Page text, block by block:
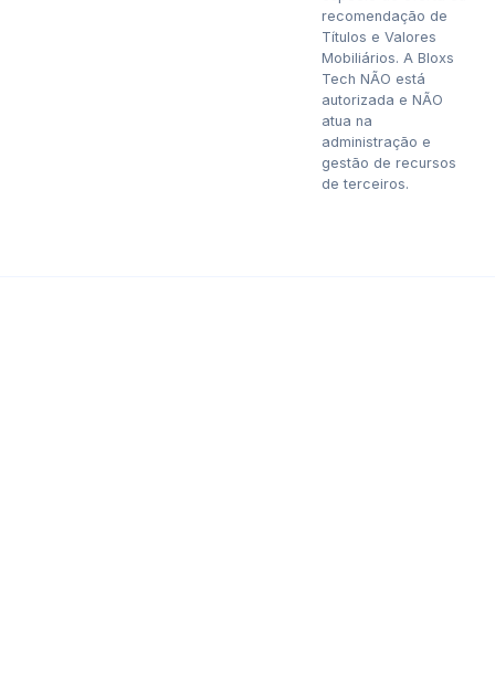
recomendação de
Títulos e Valores
Mobiliários. A Bloxs
Tech NÃO está
autorizada e NÃO
atua na
administração e
gestão de recursos
de terceiros.